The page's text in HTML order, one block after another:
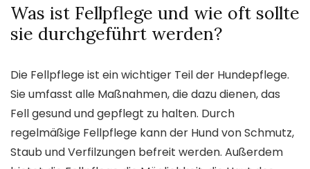
Was ist Fellpflege und wie oft sollte
sie durchgeführt werden?
Die Fellpflege ist ein wichtiger Teil der Hundepflege.
Sie umfasst alle Maßnahmen, die dazu dienen, das
Fell gesund und gepflegt zu halten. Durch
regelmäßige Fellpflege kann der Hund von Schmutz,
Staub und Verfilzungen befreit werden. Außerdem